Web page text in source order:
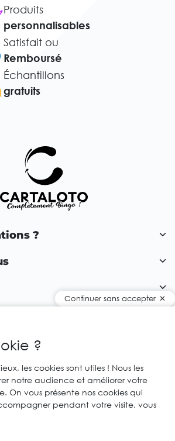
Produits
personnalisables
Satisfait ou
Remboursé
Échantillons
gratuits
?
FR
droits réservés.
Agence web Creabilis
légales et CGU
Continuer sans accepter
?
les cookies sont utiles ! Nous les
notre audience et améliorer votre
On vous présente nos cookies qui
pendant votre visite, vous